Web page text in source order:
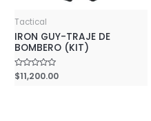
Tactical
IRON GUY-TRAJE DE
BOMBERO (KIT)
Rated
0
$11,200.00